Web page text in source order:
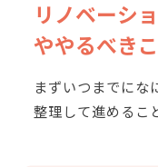
リノベーシ
ややるべき
まずいつまでにな
整理して進めるこ